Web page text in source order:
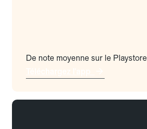
De note moyenne sur le Playstore